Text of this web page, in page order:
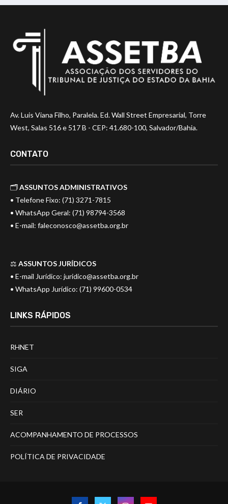
Av. Luis Viana Filho, Paralela. Ed. Wall Street Empresarial, Torre
West, Salas 516 e 517 B - CEP: 41.680-100, Salvador/Bahia.
CONTATO
🗂️ASSUNTOS ADMINISTRATIVOS
• Telefone Fixo: (71) 3271-7815
• WhatsApp Geral: (71) 98794-3568
• E-mail: faleconosco@assetba.org.br
⚖️ ASSUNTOS JURÍDICOS
• E-mail Jurídico: juridico@assetba.org.br
• WhatsApp Jurídico: (71) 99600-0534
LINKS RÁPIDOS
RHNET
SIGA
DIÁRIO
SER
ACOMPANHAMENTO DE PROCESSOS
POLÍTICA DE PRIVACIDADE